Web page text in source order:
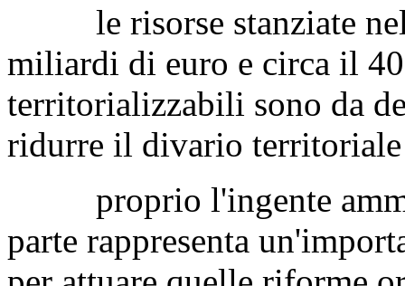
le risorse stanziate nel
miliardi di euro e circa il
territorializzabili sono da
ridurre il divario territoriale
proprio l'ingente
parte rappresenta